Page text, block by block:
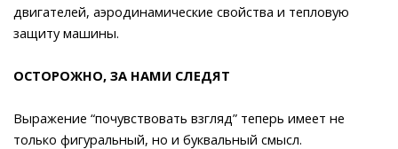
двигателей, аэродинамические свойства и тепловую
защиту машины.
ОСТОРОЖНО, ЗА НАМИ СЛЕДЯТ
Выражение “почувствовать взгляд” теперь имеет не
только фигуральный, но и буквальный смысл.